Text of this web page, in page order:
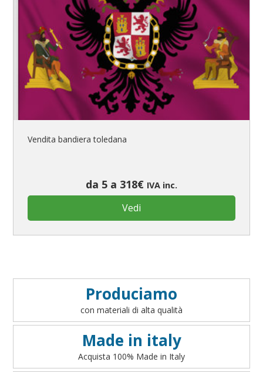
Vendita bandiera toledana
da 5 a 318€ IVA inc.
Vedi
Produciamo
con materiali di alta qualità
Made in italy
Acquista 100% Made in Italy